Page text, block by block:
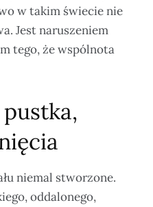
w takim świecie nie
Jest naruszeniem
tego, że wspólnota
niemal stworzone.
oddalonego,